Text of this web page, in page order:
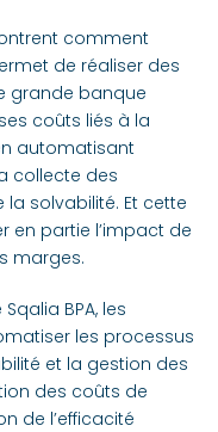
comment
de réaliser des
grande banque
coûts liés à la
automatisant
collecte des
la solvabilité. Et cette
en partie l’impact de
marges.
BPA, les
les processus
et la gestion des
des coûts de
de l’efficacité